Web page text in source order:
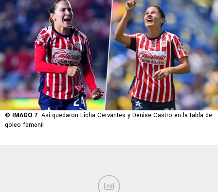
© IMAGO 7 Así quedaron Licha Cervantes y Denise Castro en la tabla de
goleo femenil